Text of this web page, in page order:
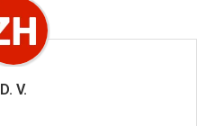
D. V.